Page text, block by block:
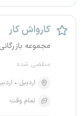
کارواش کار
مجموعه
منقضی شده
اردبیل
تمام وقت